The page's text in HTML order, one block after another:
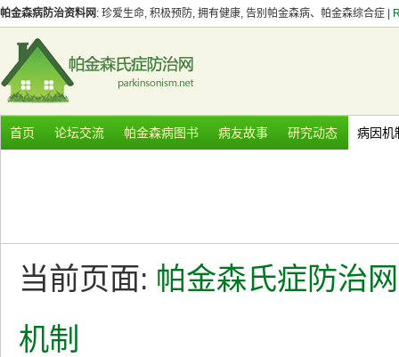
帕金森病防治资料网 : 珍爱生命, 积极预防, 拥有健康, 告别帕金森病、帕金森综合症 |
首页 论坛交流 帕金森病图书 病友故事 研究动态 病因机
当前页面: 帕金森氏症防治
机制